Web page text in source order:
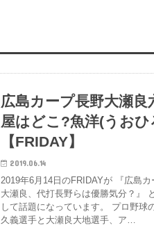
広島カープ長野大瀬良
屋はどこ?魚洋(うお
【FRIDAY】
2019.06.14
2019年6月14日のFRIDAYが 『広島
大瀬良、代打長野らは優勝気分？』
して話題になっています。 プロ野球
久義選手と大瀬良大地選手、ア…